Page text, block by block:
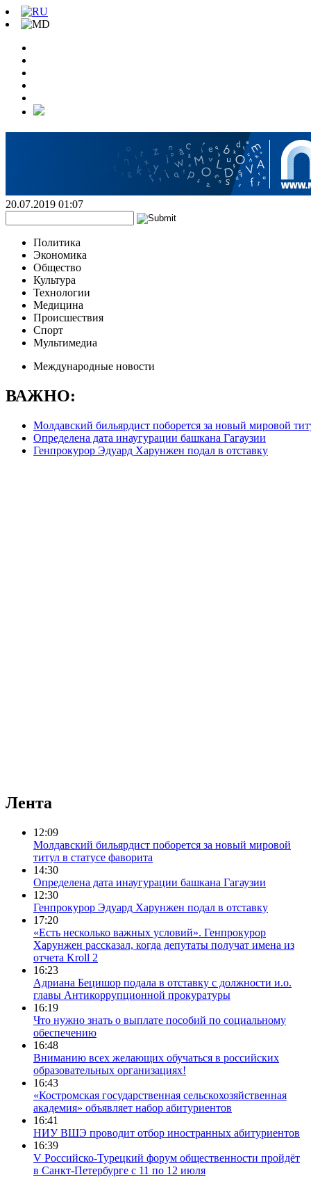
20.07.2019 01:07
Политика
Экономика
Общество
Культура
Технологии
Медицина
Происшествия
Спорт
Мультимедиа
Международные новости
ВАЖНО:
Молдавский бильярдист поборется за новый мировой
Определена дата инаугурации башкана Гагаузии
Генпрокурор Эдуард Харунжен подал в отставку
Лента
12:09
Молдавский бильярдист поборется за новый мировой
титул в статусе фаворита
14:30
Определена дата инаугурации башкана Гагаузии
12:30
Генпрокурор Эдуард Харунжен подал в отставку
17:20
«Есть несколько важных условий». Генпрокурор
Харунжен рассказал, когда депутаты получат имена из
отчета Kroll 2
16:23
Адриана Бецишор подала в отставку с должности и.о.
главы Антикоррупционной прокуратуры
16:19
Что нужно знать о выплате пособий по социальному
обеспечению
16:48
Вниманию всех желающих обучаться в российских
образовательных организациях!
16:43
«Костромская государственная сельскохозяйственная
академия» объявляет набор абитуриентов
16:41
НИУ ВШЭ проводит отбор иностранных абитуриентов
16:39
V Российско-Турецкий форум общественности пройдёт
в Санкт-Петербурге с 11 по 12 июля